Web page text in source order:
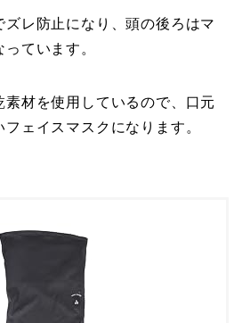
ズレ防止になり、頭の後ろはマ
ています。
材を使用しているので、口元
ェイスマスクになります。